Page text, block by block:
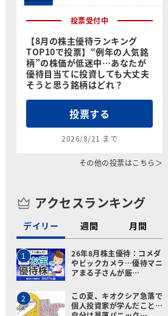
メールで送る
投票受付中
【8月の株主優待ランキング
TOP10で投票】“例年の人気銘
柄”の株価が低迷中…あなたが
優待目当てに投資しても大丈夫
そうと思う銘柄はどれ？
投票する
2026/8/21 まで
その他の投票はこちら＞
アクセスランキング
デイリー 週間 月間
1
26年8月株主優待：コメダ
やビックカメラ…優待マニ
アまる子さんが厳…
2
この夏、キオクシア急落で
個人投資家が学んだこと…